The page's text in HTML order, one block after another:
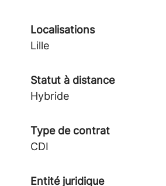
Localisations
Lille
Statut à distance
Hybride
Type de contrat
CDI
Entité juridique